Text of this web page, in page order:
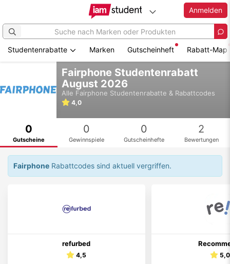
springen
Anmelden
Studentenrabatte Marken Gutscheinheft Rabatt-Map
Fairphone Studentenrabatt
August 2026
Alle Fairphone Studentenrabatte & Rabattcodes
4,0
0
Gutscheine
0
Gewinnspiele
0
Gutscheinhefte
2
Bewertungen
Fairphone Rabattcodes sind aktuell vergriffen.
refurbed
4,5 5,0